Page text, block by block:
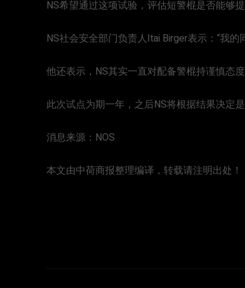
NS希望通过这项试验，评估短警棍是否能够
NS社会安全部门负责人Itai Birger表示：“我
他还表示，NS其实一直对配备警棍持谨慎态
此次试点为期一年，之后NS将根据结果决定是
消息来源：NOS
本文由中荷商报整理编译，转载请注明出处！